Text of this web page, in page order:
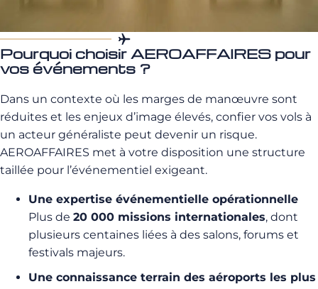
Pourquoi choisir AEROAFFAIRES pour
vos événements ?
Dans un contexte où les marges de manœuvre sont
réduites et les enjeux d’image élevés, confier vos vols à
un acteur généraliste peut devenir un risque.
AEROAFFAIRES met à votre disposition une structure
taillée pour l’événementiel exigeant.
Une expertise événementielle opérationnelle
Plus de 20 000 missions internationales, dont
plusieurs centaines liées à des salons, forums et
festivals majeurs.
Une connaissance terrain des aéroports les plus